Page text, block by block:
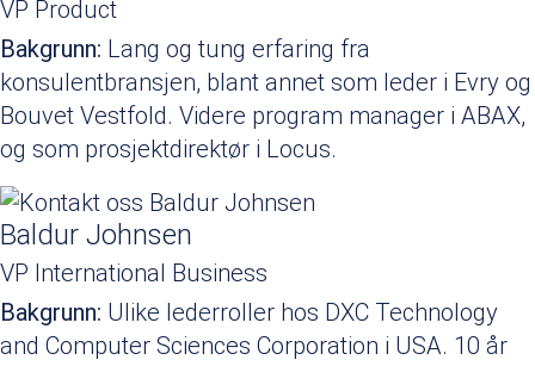
VP Product
Bakgrunn: Lang og tung erfaring fra
konsulentbransjen, blant annet som leder i Evry og
Bouvet Vestfold. Videre program manager i ABAX,
og som prosjektdirektør i Locus.
Baldur Johnsen
VP International Business
Bakgrunn: Ulike lederroller hos DXC Technology
and Computer Sciences Corporation i USA. 10 år